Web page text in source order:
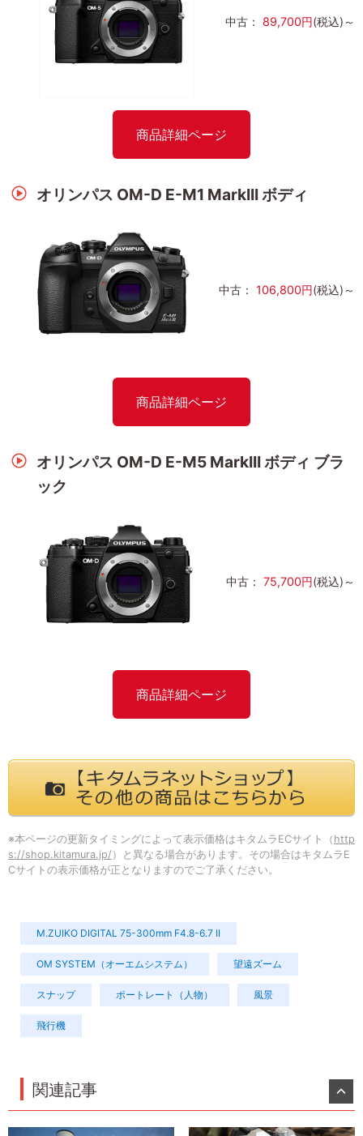
中古： 89,700円(税込)～
商品詳細ページ
オリンパス OM-D E-M1 MarkIII ボディ
中古： 106,800円(税込)～
商品詳細ページ
オリンパス OM-D E-M5 MarkIII ボディ ブラ
ック
中古： 75,700円(税込)～
商品詳細ページ
※本ページの更新タイミングによって表示価格はキタムラECサイト（ http
s://shop.kitamura.jp/ ）と異なる場合があります。その場合はキタムラE
Cサイトの表示価格が正となりますのでご了承ください。
M.ZUIKO DIGITAL 75-300mm F4.8-6.7 II
OM SYSTEM（オーエムシステム） 望遠ズーム
スナップ ポートレート（人物） 風景
飛行機
関連記事